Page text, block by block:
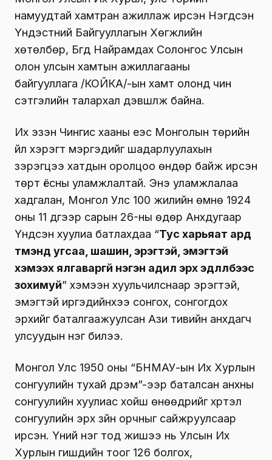
намуудтай хамтран ажиллаж ирсэн Нэгдсэн
Үндэстний Байгууллагын Хөгжлийн
хөтөлбөр, Бүгд Найрамдах Солонгос Улсын
олон улсын хамтын ажиллагааны
байгууллага /КОЙКА/-ын хамт олонд чин
сэтгэлийн талархал дэвшүүлж байна.
Их эзэн Чингис хааны үеэс Монголын төрийн
үйл хэрэгт мэргэдийг шадарлуулахын
зэрэгцээ хатдын оролцоо өндөр байж ирсэн
төрт ёсны уламжлалтай. Энэ уламжлалаа
хадгалан, Монгол Улс 100 жилийн өмнө 1924
оны 11 дүгээр сарын 26-ны өдөр Анхдугаар
Үндсэн хуулиа батлахдаа “Тус харьяат ард
түмэнд угсаа, шашин, эрэгтэй, эмэгтэй
хэмээх ялгаваргүй нэгэн адил эрх эдлүүлбээс
зохимуй” хэмээн хуульчилснаар эрэгтэй,
эмэгтэй иргэдийнхээ сонгох, сонгогдох
эрхийг баталгаажуулсан Ази тивийн анхдагч
улсуудын нэг билээ.
Монгол Улс 1950 оны “БНМАУ-ын Их Хурлын
сонгуулийн тухай дүрэм”-ээр баталсан анхны
сонгуулийн хуулиас хойш өнөөдрийг хүртэл
сонгуулийн эрх зүйн орчныг сайжруулсаар
ирсэн. Үүний нэг тод жишээ нь Улсын Их
Хурлын гишүүдийн тоог 126 болгох,